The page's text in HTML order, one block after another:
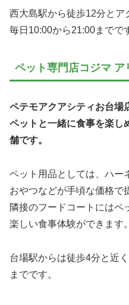
西大島駅から徒歩12分とア
毎日10:00から21:00までで
ペット専門店コジマ ア
ペテモアクアシティお台場
ペットと一緒に食事を楽し
舗です。
ペット用品としては、ハー
おやつなどが手頃な価格で
隣接のフードコートにはペ
楽しい食事体験ができます。
台場駅からは徒歩4分と近
までです。